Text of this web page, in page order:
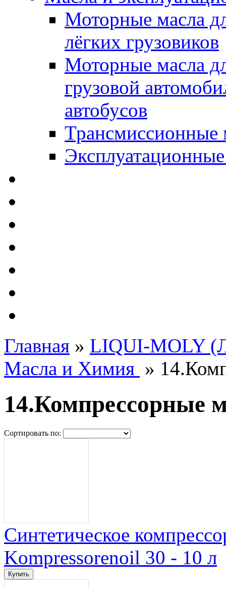
Моторные масла
лёгких грузовиков
Моторные масла
грузовой
автобусов
Трансмиссионные
Главная » LIQUI-MOLY
Масла и Химия »
14.Компрессорные
Сортировать по:
Синтетическое
Kompressorenoil 30 - 10 л